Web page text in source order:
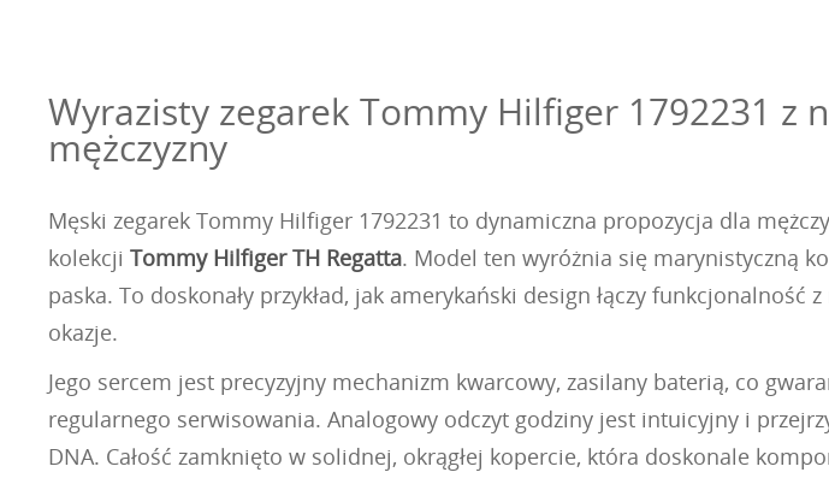
Wyrazisty zegarek Tommy Hilfiger 1792231 z
mężczyzny
Męski zegarek Tommy Hilfiger 1792231 to dynamiczna propozycja dla
kolekcji Tommy Hilfiger TH Regatta. Model ten wyróżnia się marynistyczną
paska. To doskonały przykład, jak amerykański design łączy
okazje.
Jego sercem jest precyzyjny mechanizm kwarcowy, zasilany baterią, co
regularnego serwisowania. Analogowy odczyt godziny jest intuicyjny i
DNA. Całość zamknięto w solidnej, okrągłej kopercie, która doskonale